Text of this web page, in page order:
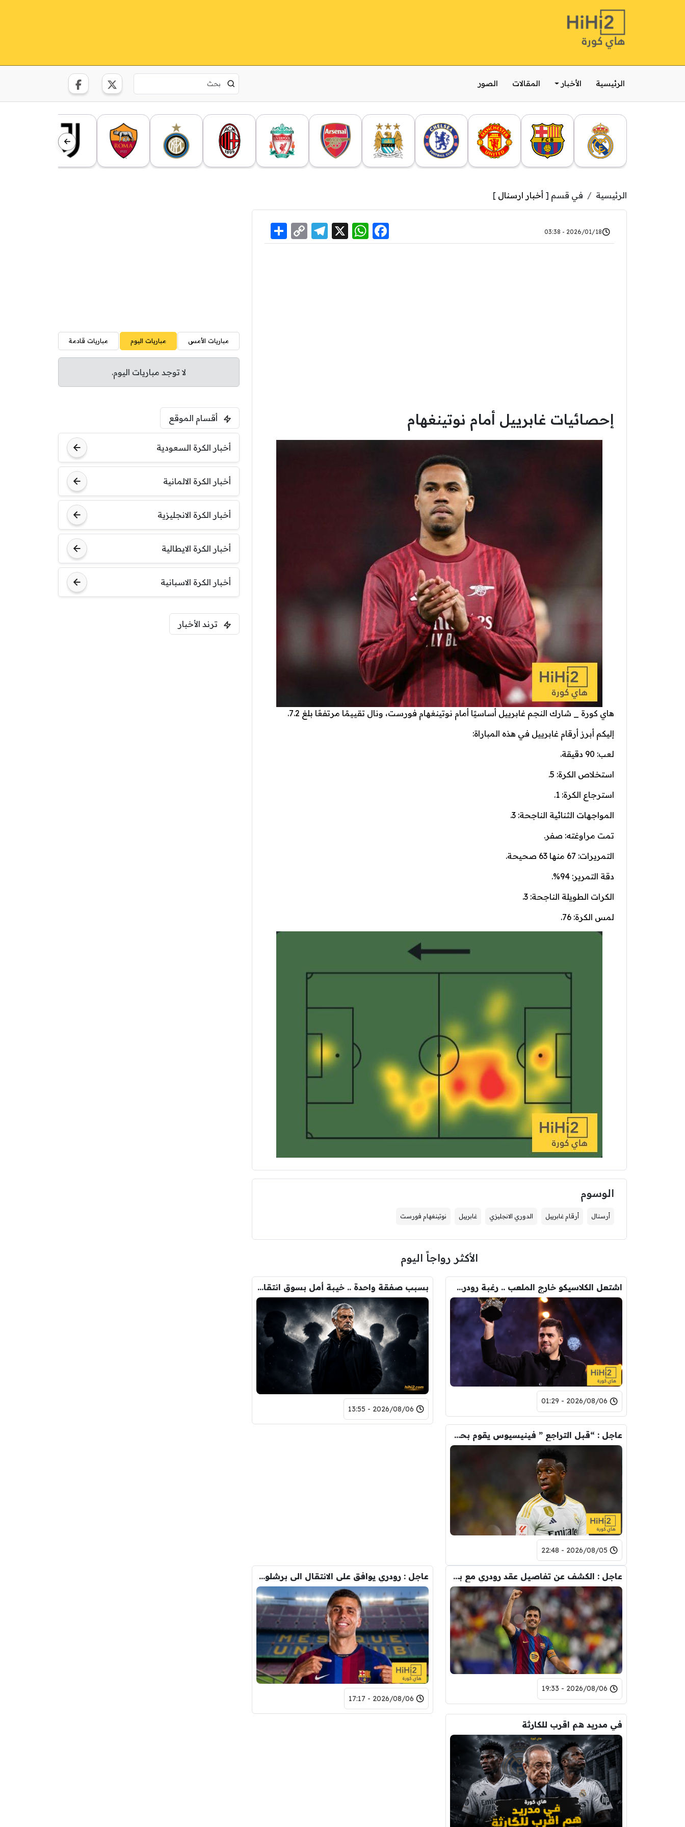
الرئيسية الأخبار المقالات الصور
الرئيسية في قسم [ أخبار ارسنال ]
2026/01/18 - 03:38
Facebook
WhatsApp
X
Telegram
Copy
Link
إحصائيات غابرييل أمام نوتينغهام
هاي كورة _ شارك النجم غابرييل أساسيًا أمام نوتينغهام فورست، ونال تقييمًا مرتفعًا بلغ 7.2.
إليكم أبرز أرقام غابرييل في هذه المباراة:
لعب: 90 دقيقة.
استخلاص الكرة: 5.
استرجاع الكرة: 1.
المواجهات الثنائية الناجحة: 3.
تمت مراوغته: صفر.
التمريرات: 67 منها 63 صحيحة.
دقة التمرير: 94%.
الكرات الطويلة الناجحة: 3.
لمس الكرة: 76.
الوسوم
أرسنال أرقام غابرييل الدوري الانجليزي غابرييل نوتينغهام فورست
الأكثر رواجاً اليوم
اشتعل الكلاسيكو خارج الملعب .. رغبة رودري تصدم ريال مدريد
2026/08/06 - 01:29
بسبب صفقة واحدة .. خيبة أمل بسوق انتقالات ريال مدريد !
2026/08/06 - 13:55
عاجل : “قبل التراجع ” فينيسيوس يقوم بحذف كل صوره مع ريال مدريد
2026/08/05 - 22:48
عاجل : الكشف عن تفاصيل عقد رودري مع برشلونة.. قيمة الصفقة والراتب
2026/08/06 - 19:33
عاجل : رودري يوافق على الانتقال الى برشلونة.. 3 أسباب وراء قراره
2026/08/06 - 17:17
في مدريد هم اقرب للكارثة
مباريات الأمس مباريات اليوم مباريات قادمة
لا توجد مباريات اليوم.
أقسام الموقع
أخبار الكرة السعودية
أخبار الكرة الالمانية
أخبار الكرة الانجليزية
أخبار الكرة الايطالية
أخبار الكرة الاسبانية
ترند الأخبار